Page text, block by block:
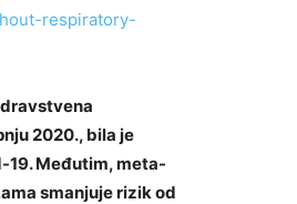
respiratory-
2020., bila je
19. Međutim, meta-
smanjuje rizik od